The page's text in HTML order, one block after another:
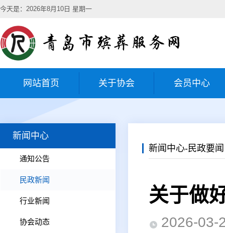
今天是：2026年8月10日 星期一
网站首页 关于协会 会员中心
新闻中心
通知公告
民政新闻
行业新闻
协会动态
新闻中心-民政要闻
关于做
2026-